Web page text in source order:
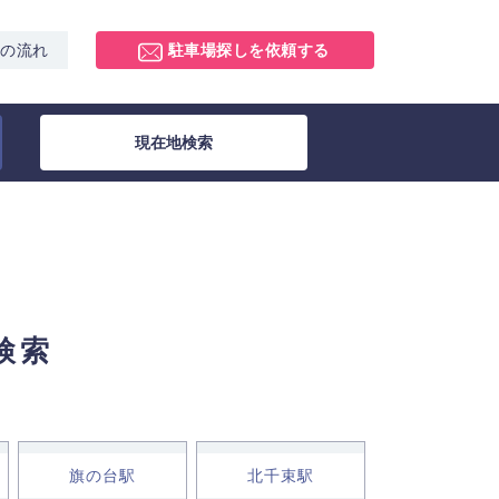
流れ 駐車場探しを依頼する
現在地検索
索
旗の台駅 北千束駅